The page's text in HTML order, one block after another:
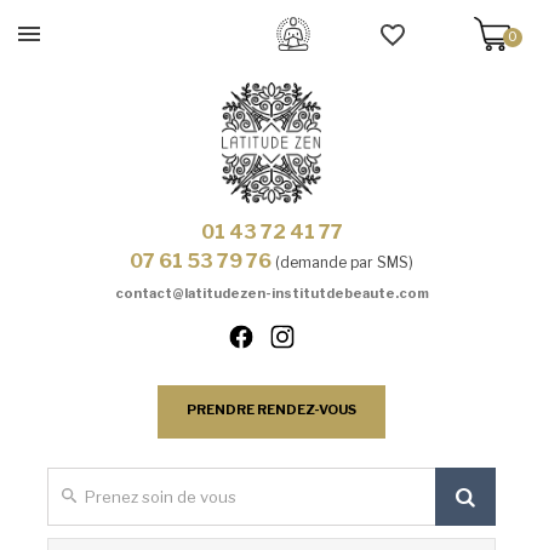
0
01 43 72 41 77
07 61 53 79 76 (demande par SMS)
contact@latitudezen-institutdebeaute.com
PRENDRE RENDEZ-VOUS